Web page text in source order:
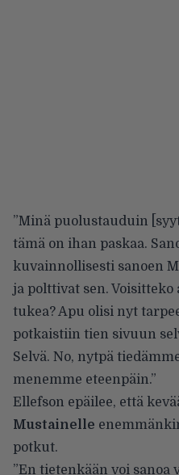
”Minä puolustauduin
tämä on ihan paskaa.
kuvainnollisesti sanoen
ja polttivat sen. Voisitteko
tukea? Apu olisi nyt
potkaistiin tien sivuun
Selvä. No, nytpä
menemme eteenpäin.”
Ellefson epäilee, että
Mustainelle
potkut.
”En tietenkään voi sanoa